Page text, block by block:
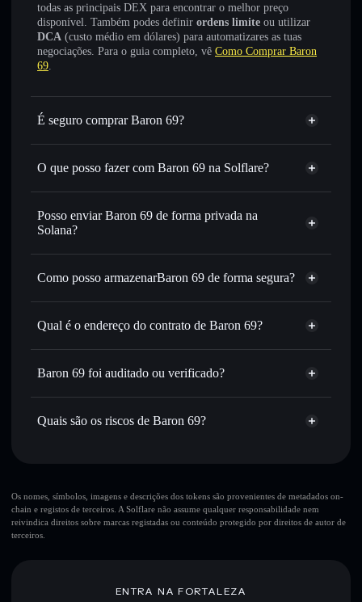
todas as principais DEX para encontrar o melhor preço
disponível. Também podes definir ordens limite ou utilizar
DCA (custo médio em dólares) para automatizares as tuas
negociações. Para o guia completo, vê Como Comprar Baron
69.
É seguro comprar Baron 69?
Baron 69 não está verificado
O que posso fazer com Baron 69 na Solflare?
Baron 69
Carteira Solflare
Trocar instantaneamente— trocar BARON69 por SOL,
USDC ou milhares de outros tokens Solana com
melhor preço disponível
Definir ordens limite— automatizar transações ao teu
tempo em BARON69
Enviar de forma privada— transferir BARON69 sem
Privacidade integrado da Solflare
Acompanhar em tempo real— monitorizar o preço,
volume, capitalização de mercado e liquidez de BARON69
Posso enviar Baron 69 de forma privada na
Solana?
Agregador de Privacidade
Solflare Baron 69
Como posso armazenarBaron 69 de forma segura?
Baron 69
carteira
Agregador de Privacidade
Qual é o endereço do contrato de Baron 69?
Baron 69
Solflare
Baron 69 foi auditado ou verificado?
Baron 69 não está verificado
Quais são os riscos de Baron 69?
10 principais carteiras
Baron 69
única carteira
Os nomes, símbolos, imagens e descrições dos tokens são provenientes de metadados on-
chain e registos de terceiros. A Solflare não assume qualquer responsabilidade nem
reivindica direitos sobre marcas registadas ou conteúdo protegido por direitos de autor de
terceiros.
ENTRA NA FORTALEZA